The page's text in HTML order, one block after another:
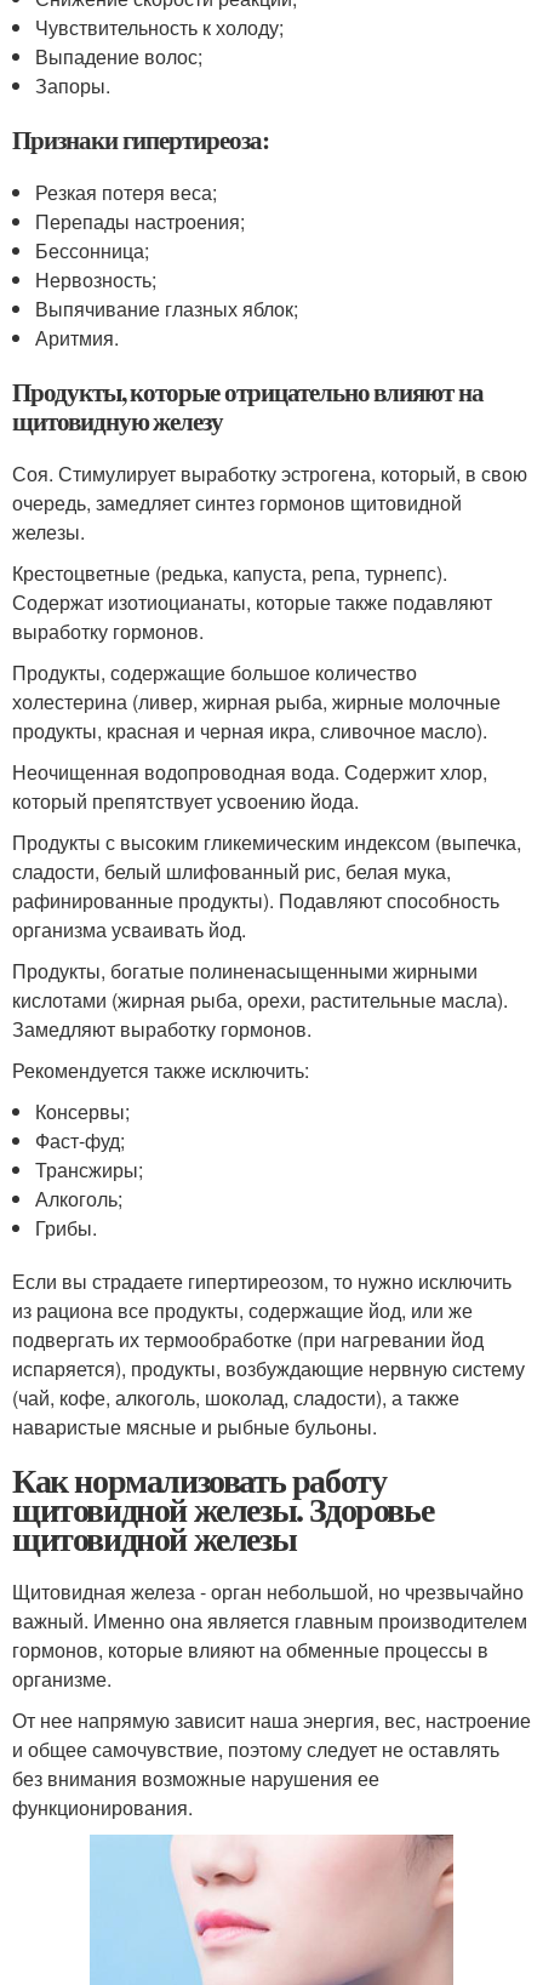
Чувствительность к холоду;
Выпадение волос;
Запоры.
Признаки гипертиреоза:
Резкая потеря веса;
Перепады настроения;
Бессонница;
Нервозность;
Выпячивание глазных яблок;
Аритмия.
Продукты, которые отрицательно влияют на
щитовидную железу
Соя. Стимулирует выработку эстрогена, который, в свою
очередь, замедляет синтез гормонов щитовидной
железы.
Крестоцветные (редька, капуста, репа, турнепс).
Содержат изотиоцианаты, которые также подавляют
выработку гормонов.
Продукты, содержащие большое количество
холестерина (ливер, жирная рыба, жирные молочные
продукты, красная и черная икра, сливочное масло).
Неочищенная водопроводная вода. Содержит хлор,
который препятствует усвоению йода.
Продукты с высоким гликемическим индексом (выпечка,
сладости, белый шлифованный рис, белая мука,
рафинированные продукты). Подавляют способность
организма усваивать йод.
Продукты, богатые полиненасыщенными жирными
кислотами (жирная рыба, орехи, растительные масла).
Замедляют выработку гормонов.
Рекомендуется также исключить:
Консервы;
Фаст-фуд;
Трансжиры;
Алкоголь;
Грибы.
Если вы страдаете гипертиреозом, то нужно исключить
из рациона все продукты, содержащие йод, или же
подвергать их термообработке (при нагревании йод
испаряется), продукты, возбуждающие нервную систему
(чай, кофе, алкоголь, шоколад, сладости), а также
наваристые мясные и рыбные бульоны.
Как нормализовать работу
щитовидной железы. Здоровье
щитовидной железы
Щитовидная железа - орган небольшой, но чрезвычайно
важный. Именно она является главным производителем
гормонов, которые влияют на обменные процессы в
организме.
От нее напрямую зависит наша энергия, вес, настроение
и общее самочувствие, поэтому следует не оставлять
без внимания возможные нарушения ее
функционирования.